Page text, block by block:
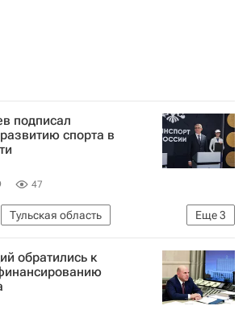
подписал
спорта в
47
Еще3
Тульская область
Россия
обратились к